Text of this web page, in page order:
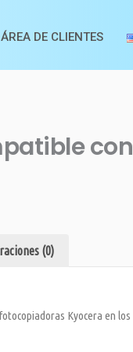
ÁREA DE CLIENTES
con
(0)
Kyocera en los